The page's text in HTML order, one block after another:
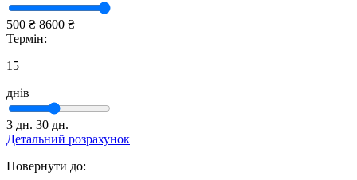
500 ₴ 8600 ₴
Термін:
15
днів
3 дн. 30 дн.
Детальний розрахунок
Повернути до: